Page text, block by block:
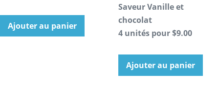
Ajouter au panier
Saveur Vanille et
chocolat
4 unités pour $9.00
Ajouter au panier